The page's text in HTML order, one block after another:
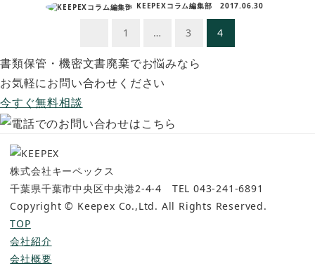
KEEPEXコラム編集部 2017.06.30
稿
ナ
ビ
ゲ
ー
シ
ョ
ン
1 … 3 4
書類保管・機密文書廃棄でお悩みなら
お気軽にお問い合わせください
今すぐ無料相談
株式会社キーペックス
千葉県千葉市中央区中央港2-4-4 TEL 043-241-6891
Copyright © Keepex Co.,Ltd. All Rights Reserved.
TOP
会社紹介
会社概要